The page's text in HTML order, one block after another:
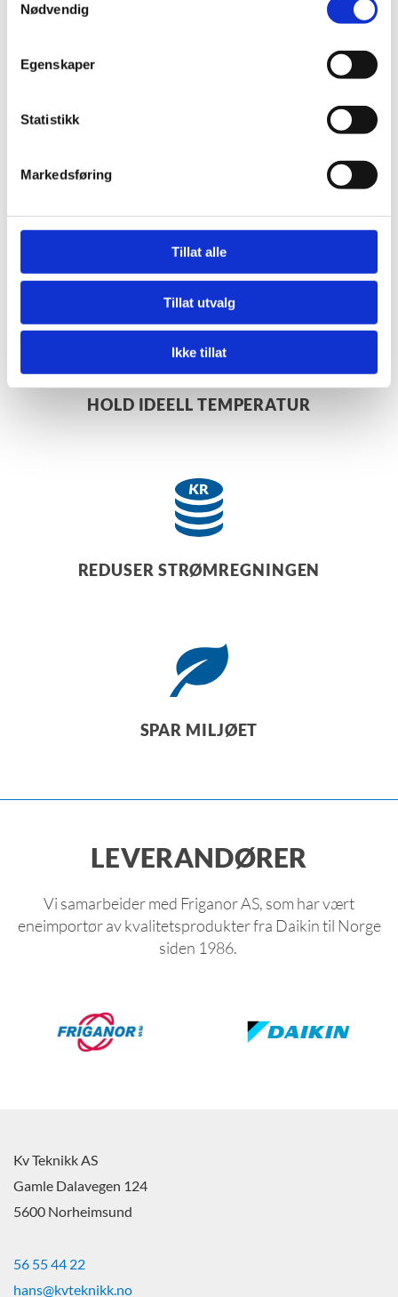
Nødvendig
Egenskaper
Statistikk
Markedsføring
Tillat alle
Tillat utvalg
Ikke tillat
Med en varmepumpe eller kjøleanlegg fra oss får du
ideell temperatur, lavere strømregninger og du sparer
HOLD IDEELL TEMPERATUR
REDUSER STRØMREGNINGEN
SPAR MILJØET
LEVERANDØRER
Vi samarbeider med Friganor AS, som har vært
eneimportør av kvalitetsprodukter fra Daikin til Norge
siden 1986.
Kv Teknikk AS
Gamle Dalavegen 124
5600 Norheimsund
56 55 44 22
hans@kvteknikk.no